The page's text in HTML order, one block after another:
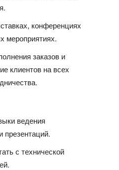
конференциях
мероприятиях.
заказов и
клиентов на всех
ведения
презентаций.
с технической